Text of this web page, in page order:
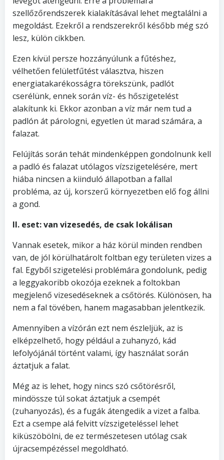
szellőzőrendszerek kialakításával lehet megtalálni a
megoldást. Ezekről a rendszerekről később még szó
lesz, külön cikkben.
Ezen kívül persze hozzányúlunk a fűtéshez,
vélhetően felületfűtést választva, hiszen
energiatakarékosságra törekszünk, padlót
cserélünk, ennek során víz- és hőszigetelést
alakítunk ki. Ekkor azonban a víz már nem tud a
padlón át párologni, egyetlen út marad számára, a
falazat.
Felújítás során tehát mindenképpen gondolnunk kell
a padló és falazat utólagos vízszigetelésére, mert
hiába nincsen a kiinduló állapotban a fallal
probléma, az új, korszerű környezetben elő fog állni
a gond.
II. eset: van vizesedés, de csak lokálisan
Vannak esetek, mikor a ház körül minden rendben
van, de jól körülhatárolt foltban egy területen vizes a
fal. Egyből szigetelési problémára gondolunk, pedig
a leggyakoribb okozója ezeknek a foltokban
megjelenő vizesedéseknek a csőtörés. Különösen, ha
nem a fal tövében, hanem magasabban jelentkezik.
Amennyiben a vízórán ezt nem észleljük, az is
elképzelhető, hogy például a zuhanyzó, kád
lefolyójánál történt valami, így használat során
áztatjuk a falat.
Még az is lehet, hogy nincs szó csőtörésről,
mindössze túl sokat áztatjuk a csempét
(zuhanyozás), és a fugák átengedik a vizet a falba.
Ezt a csempe alá felvitt vízszigeteléssel lehet
kiküszöbölni, de ez természetesen utólag csak
újracsempézéssel megoldható.